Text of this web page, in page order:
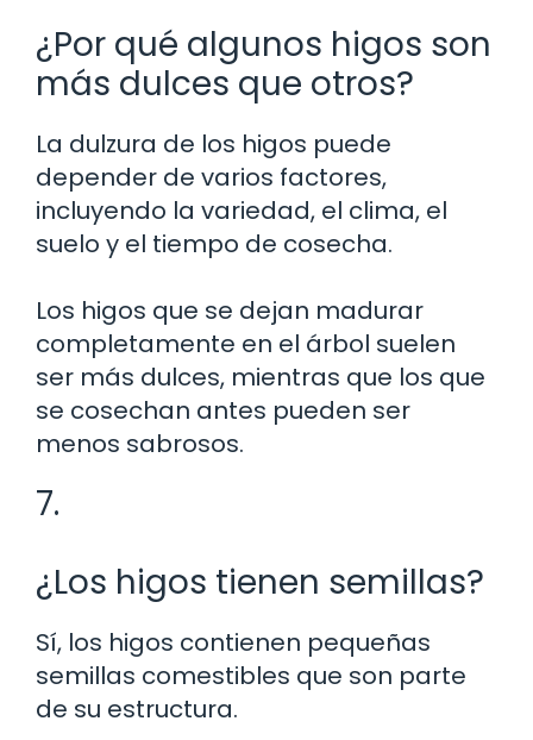
¿Por qué algunos higos son
más dulces que otros?
La dulzura de los higos puede
depender de varios factores,
incluyendo la variedad, el clima, el
suelo y el tiempo de cosecha.
Los higos que se dejan madurar
completamente en el árbol suelen
ser más dulces, mientras que los que
se cosechan antes pueden ser
menos sabrosos.
7.
¿Los higos tienen semillas?
Sí, los higos contienen pequeñas
semillas comestibles que son parte
de su estructura.